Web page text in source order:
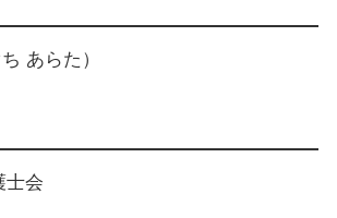
あらた）
士会